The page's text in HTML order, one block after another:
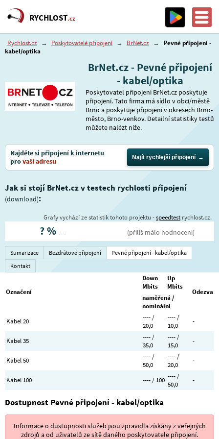
RYCHLOST.cz
Rychlost.cz → Poskytovatelé připojení → BrNet.cz →
Pevné připojení -
kabel/optika
BrNet.cz - Pevné připojení
- kabel/optika
Poskytovatel připojení BrNet.cz poskytuje
připojení. Tato firma má sídlo v obci/městě
Brno a poskytuje připojení v okresech Brno-
město, Brno-venkov. Detailní statistiky testů
můžete nalézt níže.
Najděte si připojení k internetu
provaši adresu Najít rychlejší připojení
Jak si stojí BrNet.cz v testech rychlosti připojení
(download):
Grafy vychází ze statistik tohoto projektu -speedtestrychlost.cz.
?% - (příliš málo hodnocení)
Sumarizace Bezdrátové připojení
Pevné připojení - kabel/optika
Kontakt
Označení
Down
Mbits
Up
Mbits
Odezva
naměřená /
nominální
Kabel 20
---- /
20,0
---- /
10,0
-
Kabel 35
---- /
35,0
---- /
15,0
-
Kabel 50
---- /
50,0
---- /
20,0
-
Kabel 100 ---- / 100 ---- /
50,0
-
Dostupnost Pevné připojení - kabel/optika
Informace o dustupnosti služeb jsou zpravidla získány z veřejných
zdrojů a od uživatelů ze sítě daného poskytovatele připojení.